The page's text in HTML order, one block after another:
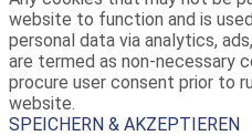
website to function and is
personal data via analytics,
are termed as non-necessary
procure user consent prior to
website.
SPEICHERN & AKZEPTIEREN